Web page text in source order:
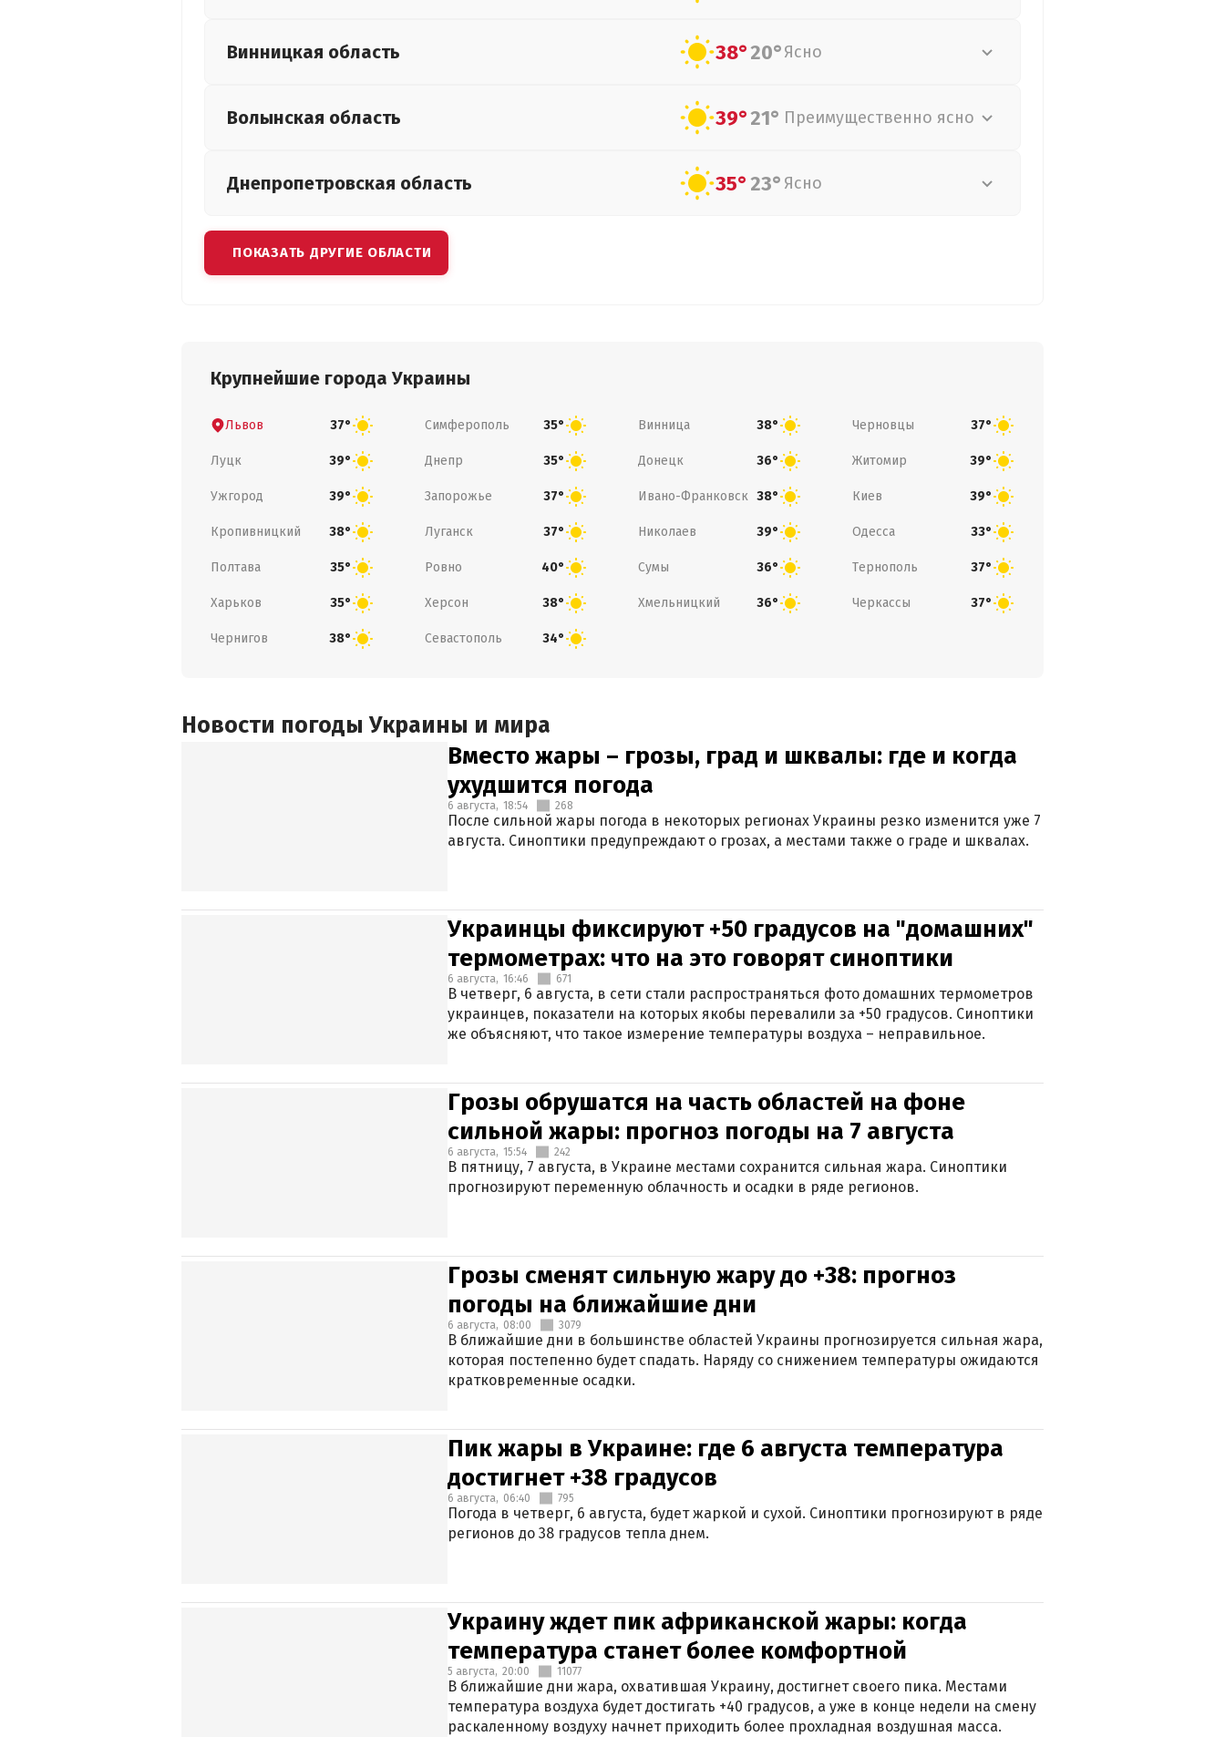
Винницкая область 38°20°Ясно
Волынская область 39°21° Преимущественно ясно
Днепропетровская область 35°23° Ясно
ПОКАЗАТЬ ДРУГИЕ ОБЛАСТИ
Крупнейшие города Украины
Львов 37° Симферополь 35° Винница 38° Черновцы 37°
Луцк 39° Днепр 35° Донецк 36° Житомир 39°
Ужгород 39° Запорожье 37° Ивано-Франковск 38° Киев 39°
Кропивницкий 38° Луганск 37° Николаев 39° Одесса 33°
Полтава 35° Ровно 40° Сумы 36° Тернополь 37°
Харьков 35° Херсон 38° Хмельницкий 36° Черкассы 37°
Чернигов 38° Севастополь 34°
Новости погоды Украины и мира
Вместо жары – грозы, град и шквалы: где и когда
ухудшится погода
6 августа, 18:54 268
После сильной жары погода в некоторых регионах Украины резко изменится уже 7
августа. Синоптики предупреждают о грозах, а местами также о граде и шквалах.
Украинцы фиксируют +50 градусов на "домашних"
термометрах: что на это говорят синоптики
6 августа, 16:46 671
В четверг, 6 августа, в сети стали распространяться фото домашних термометров
украинцев, показатели на которых якобы перевалили за +50 градусов. Синоптики
же объясняют, что такое измерение температуры воздуха – неправильное.
Грозы обрушатся на часть областей на фоне
сильной жары: прогноз погоды на 7 августа
6 августа, 15:54 242
В пятницу, 7 августа, в Украине местами сохранится сильная жара. Синоптики
прогнозируют переменную облачность и осадки в ряде регионов.
Грозы сменят сильную жару до +38: прогноз
погоды на ближайшие дни
6 августа, 08:00 3079
В ближайшие дни в большинстве областей Украины прогнозируется сильная жара,
которая постепенно будет спадать. Наряду со снижением температуры ожидаются
кратковременные осадки.
Пик жары в Украине: где 6 августа температура
достигнет +38 градусов
6 августа, 06:40 795
Погода в четверг, 6 августа, будет жаркой и сухой. Синоптики прогнозируют в ряде
регионов до 38 градусов тепла днем.
Украину ждет пик африканской жары: когда
температура станет более комфортной
5 августа, 20:00 11077
В ближайшие дни жара, охватившая Украину, достигнет своего пика. Местами
температура воздуха будет достигать +40 градусов, а уже в конце недели на смену
раскаленному воздуху начнет приходить более прохладная воздушная масса.